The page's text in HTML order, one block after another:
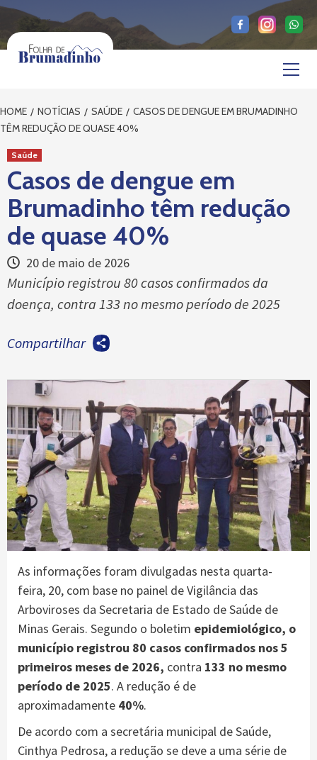
Skip
content
HOME NOTÍCIAS SAÚDE
CASOS DE DENGUE EM BRUMADINHO
TÊM REDUÇÃO DE QUASE 40%
Saúde
Casos de dengue em
Brumadinho têm redução
de quase 40%
20 de maio de 2026
Município registrou 80 casos confirmados da
doença, contra 133 no mesmo período de 2025
Compartilhar
As informações foram divulgadas nesta quarta-
feira, 20, com base no painel de Vigilância das
Arboviroses da Secretaria de Estado de Saúde de
Minas Gerais. Segundo o boletim epidemiológico, o
município registrou 80 casos confirmados nos 5
primeiros meses de 2026, contra 133 no mesmo
período de 2025. A redução é de
aproximadamente 40%.
De acordo com a secretária municipal de Saúde,
Cinthya Pedrosa, a redução se deve a uma série de